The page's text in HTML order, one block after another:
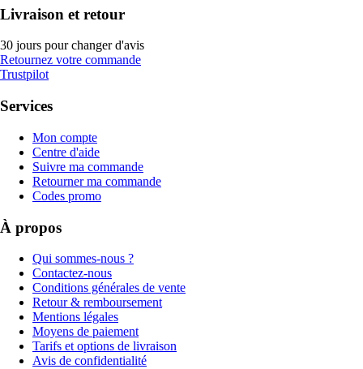
Livraison et retour
30 jours pour changer d'avis
Retournez votre commande
Trustpilot
Services
Mon compte
Centre d'aide
Suivre ma commande
Retourner ma commande
Codes promo
À propos
Qui sommes-nous ?
Contactez-nous
Conditions générales de vente
Retour & remboursement
Mentions légales
Moyens de paiement
Tarifs et options de livraison
Avis de confidentialité